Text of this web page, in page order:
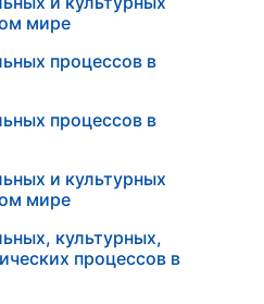
мире
процессов в
процессов в
и культурных
мире
культурных,
процессов в